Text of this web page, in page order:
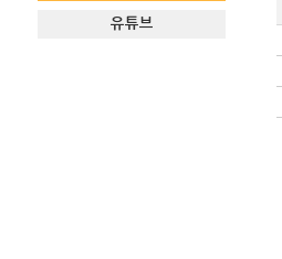
유튜브